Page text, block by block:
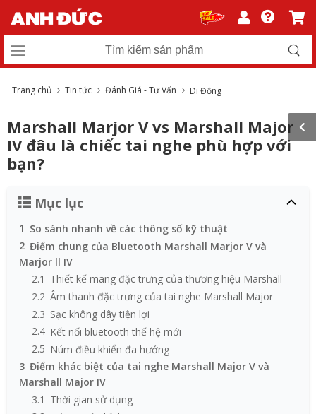
Trang chủ Tin tức Đánh Giá - Tư Vấn Di Động
Marshall Marjor V vs Marshall Major
IV đâu là chiếc tai nghe phù hợp với
bạn?
Mục lục
1 So sánh nhanh về các thông số kỹ thuật
2 Điểm chung của Bluetooth Marshall Marjor V và
Marjor ll IV
2.1 Thiết kế mang đặc trưng của thương hiệu Marshall
2.2 Âm thanh đặc trưng của tai nghe Marshall Major
2.3 Sạc không dây tiện lợi
2.4 Kết nối bluetooth thế hệ mới
2.5 Núm điều khiển đa hướng
3 Điểm khác biệt của tai nghe Marshall Major V và
Marshall Major IV
3.1 Thời gian sử dụng